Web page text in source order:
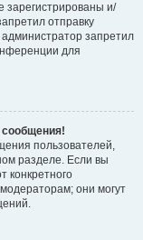
и/
отправку
запретил
для
пользователей,
разделе. Если вы
конкретного
они могут